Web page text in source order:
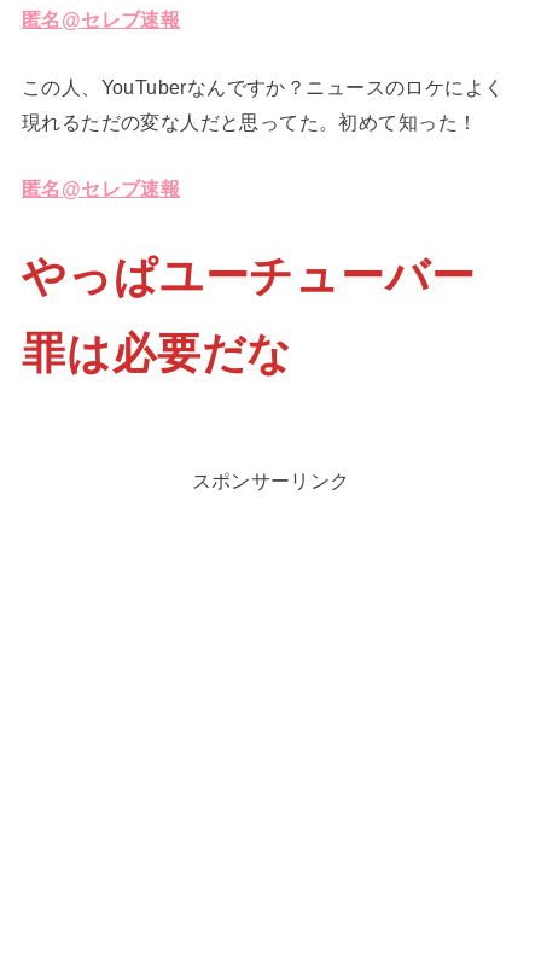
匿名@セレブ速報
この人、YouTuberなんですか？ニュースのロケによく
現れるただの変な人だと思ってた。初めて知った！
匿名@セレブ速報
やっぱユーチューバー
罪は必要だな
スポンサーリンク